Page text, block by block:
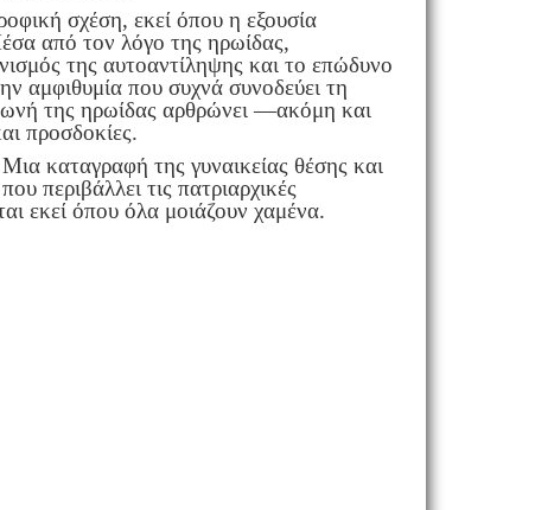
σχέση, εκεί όπου η εξουσία
από τον λόγο της ηρωίδας,
της αυτοαντίληψης και το επώδυνο
αμφιθυμία που συχνά συνοδεύει τη
της ηρωίδας αρθρώνει —ακόμη και
προσδοκίες.
καταγραφή της γυναικείας θέσης και
περιβάλλει τις πατριαρχικές
εκεί όπου όλα μοιάζουν χαμένα.